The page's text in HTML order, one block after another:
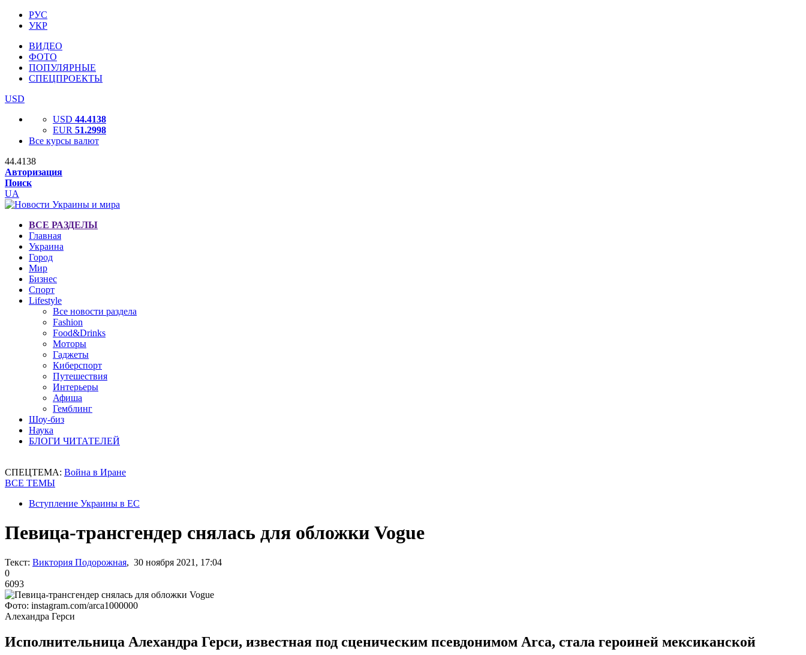
РУС
УКР
ВИДЕО
ФОТО
ПОПУЛЯРНЫЕ
СПЕЦПРОЕКТЫ
USD
USD 44.4138
EUR 51.2998
Все курсы валют
44.4138
Авторизация
Поиск
UA
ВСЕ РАЗДЕЛЫ
Главная
Украина
Город
Мир
Бизнес
Спорт
Lifestyle
Все новости раздела
Fashion
Food&Drinks
Моторы
Гаджеты
Киберспорт
Путешествия
Интерьеры
Афиша
Гемблинг
Шоу-биз
Наука
БЛОГИ ЧИТАТЕЛЕЙ
СПЕЦТЕМА: Война в Иране
ВСЕ ТЕМЫ
Вступление Украины в ЕС
Певица-трансгендер снялась для обложки Vogue
Текст: Виктория Подорожная, 30 ноября 2021, 17:04
0
6093
Фото: instagram.com/arca1000000
Алехандра Герси
Исполнительница Алехандра Герси, известная под сценическим псевдонимом Arca, стала героиней мексиканской